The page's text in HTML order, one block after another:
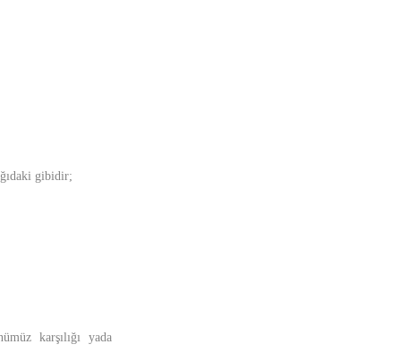
gibidir;
karşılığı yada